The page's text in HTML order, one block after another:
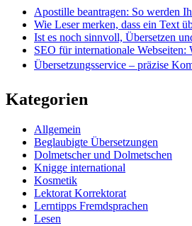
Apostille beantragen: So werden
Wie Leser merken, dass ein Text
Ist es noch sinnvoll, Übersetzen
SEO für internationale Webseiten:
Übersetzungsservice – präzise
Kategorien
Allgemein
Beglaubigte Übersetzungen
Dolmetscher und Dolmetschen
Knigge international
Kosmetik
Lektorat Korrektorat
Lerntipps Fremdsprachen
Lesen